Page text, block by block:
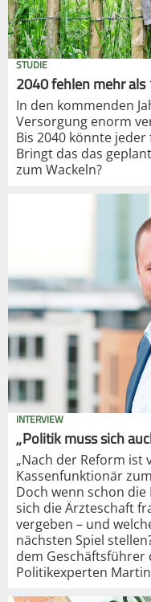
STUDIE
2040 fehlen mehr
In den kommenden
Versorgung enorm
Bis 2040 könnte
Bringt das das
zum Wackeln?
INTERVIEW
„Politik muss sich
„Nach der Reform ist
Kassenfunktionär
Doch wenn schon
sich die Ärzteschaft
vergeben – und
nächsten Spiel
dem Geschäftsführer
Politikexperten